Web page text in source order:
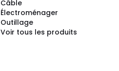
Câble
Électroménager
Outillage
Voir tous les produits